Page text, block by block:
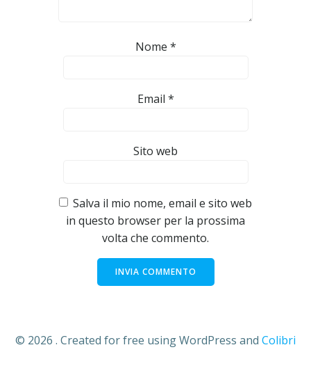
Nome *
Email *
Sito web
Salva il mio nome, email e sito web
in questo browser per la prossima
volta che commento.
© 2026 . Created for free using WordPress and Colibri